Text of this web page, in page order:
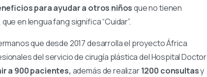
para ayudar a otros niñosque no tienen
en lengua fang significa “Cuidar”.
que desde 2017 desarrolla el proyecto África
del servicio de cirugía plástica del Hospital Doctor
a 900 pacientes, además de realizar1200 consultasy